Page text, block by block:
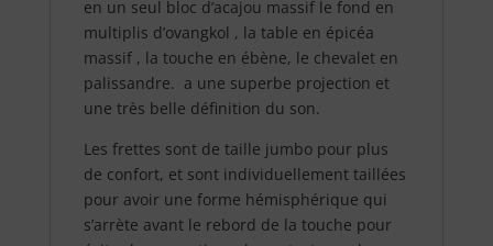
en un seul bloc d’acajou massif le fond en
multiplis d’ovangkol , la table en épicéa
massif , la touche en ébène, le chevalet en
palissandre. a une superbe projection et
une très belle définition du son.
Les frettes sont de taille jumbo pour plus
de confort, et sont individuellement taillées
pour avoir une forme hémisphérique qui
s’arrète avant le rebord de la touche pour